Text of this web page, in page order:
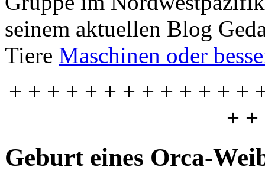
seinem aktuellen Blog
Tiere Maschinen oder
+ + + + + + + + + + + + +
+ +
Geburt eines Orca-